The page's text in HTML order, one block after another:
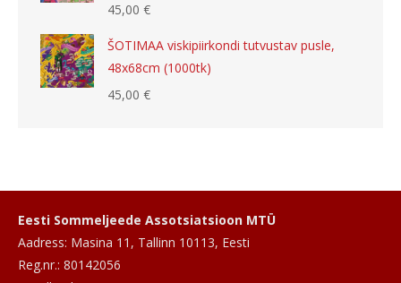
45,00 €
ŠOTIMAA viskipiirkondi tutvustav pusle,
48x68cm (1000tk)
45,00 €
Eesti Sommeljeede Assotsiatsioon MTÜ
Aadress: Masina 11, Tallinn 10113, Eesti
Reg.nr.: 80142056